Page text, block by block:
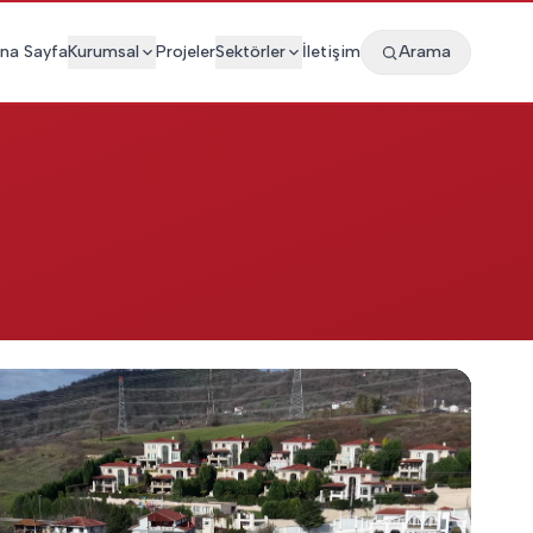
SayfaKurumsal ProjelerSektörler İletişim Arama